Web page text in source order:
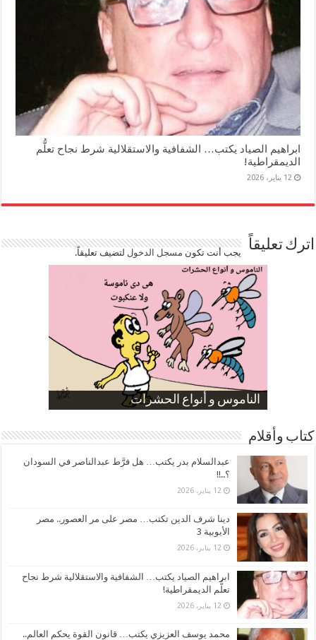
ابراهيم الصياد يكتب… الشفافية والاستقلالية شرط نجاح تعلُّم
الديمقراطية!
12 يناير، 2026
اترك تعليقاً يجب أنت تكون مسجل الدخوللتضيف تعليقاً.
الناموس و أنواع الحشرات
الموظفين بعد ارتفاع الأسعار
ارتفاع نسبة الطلاق في مصر
صورة كاركاتيرية
صورة كاركاتيرية
كتاب وأقلام
عبدالسلام بدر يكتب… هل فرَّط عبدالناصر في السودان
؟..!!
12 يناير، 2026
دينا شرف الدين تكتب… مصر على مر العصور.. مصر
الأيوبية 3
12 يناير، 2026
ابراهيم الصياد يكتب… الشفافية والاستقلالية شرط نجاح
تعلُّم الديمقراطية!
12 يناير، 2026
محمد يوسف العزيزي يكتب… قانون القوة يحكم العالم..